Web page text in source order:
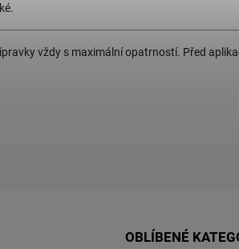
vždy s maximální opatrností. Před
OBLÍBENÉ